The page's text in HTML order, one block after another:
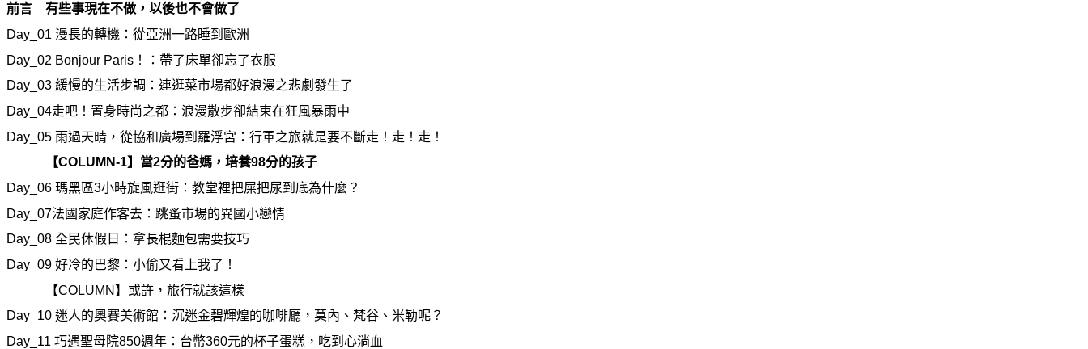
前言 有些事現在不做，以後也不會做了
Day_01 漫長的轉機：從亞洲一路睡到歐洲
Day_02 Bonjour Paris ！：帶了床單卻忘了衣服
Day_03 緩慢的生活步調：連逛菜市場都好浪漫之悲劇發生了
Day_04走吧！置身時尚之都：浪漫散步卻結束在狂風暴雨中
Day_05 雨過天晴，從協和廣場到羅浮宮：行軍之旅就是要不斷走！走！走！
【COLUMN-1】當2分的爸媽，培養98分的孩子
Day_06 瑪黑區3小時旋風逛街：教堂裡把屎把尿到底為什麼 ？
Day_07法國家庭作客去：跳蚤市場的異國小戀情
Day_08 全民休假日：拿長棍麵包需要技巧
Day_09 好冷的巴黎：小偷又看上我了！
【COLUMN】或許，旅行就該這樣
Day_10 迷人的奧賽美術館：沉迷金碧輝煌的咖啡廳，莫內、梵谷、米勒呢？
Day_11 巧遇聖母院850週年：台幣360元的杯子蛋糕，吃到心淌血